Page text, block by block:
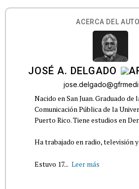
ACERCA DEL
JOSÉ A. DELGADO
Nacido en San Juan. Graduado de
Comunicación Pública de la
Puerto Rico. Tiene estudios en
Ha trabajado en radio, televisión
Estuvo 17... Leer más